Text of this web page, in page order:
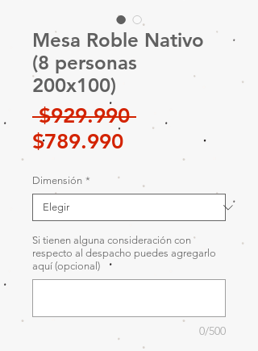
Mesa Roble Nativo
(8 personas
200x100)
$929.990 Precio
$789.990Precio
oferta
Dimensión *
Si tienen alguna consideración con
respecto al despacho puedes agregarlo
aquí (opcional)
0/500